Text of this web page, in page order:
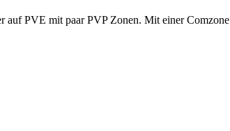
auf PVE mit paar PVP Zonen. Mit einer Comzone